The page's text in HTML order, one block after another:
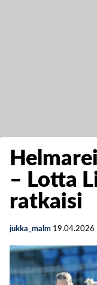
– Lotta
ratkaisi
jukka_malm 19.04.2026